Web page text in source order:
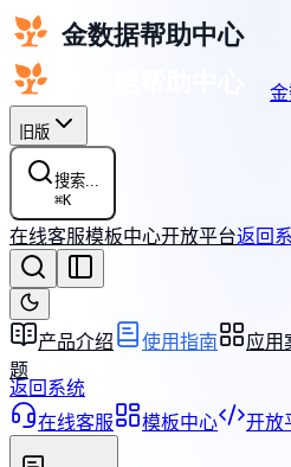
旧版
搜索...
⌘K
在线客服模板中心开放平台返回
产品介绍 使用指南 应用
题
返回系统
在线客服
模板中心 开放